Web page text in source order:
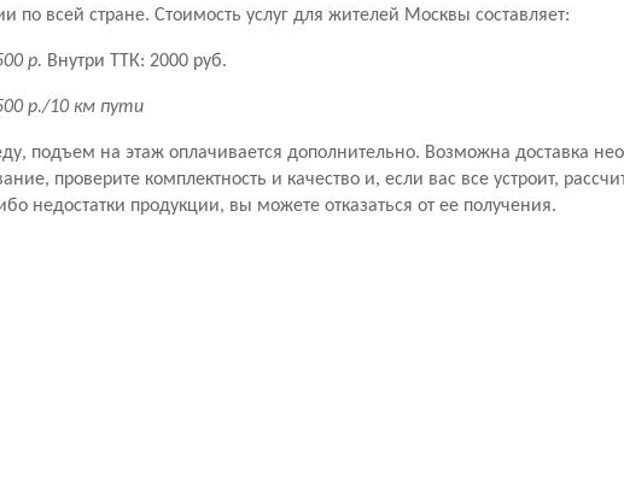
по всей стране. Стоимость услуг для жителей Москвы составляет:
р. Внутри ТТК: 2000 руб.
р./10 км пути
подъем на этаж оплачивается дополнительно. Возможна доставка
проверите комплектность и качество и, если вас все устроит,
недостатки продукции, вы можете отказаться от ее получения.